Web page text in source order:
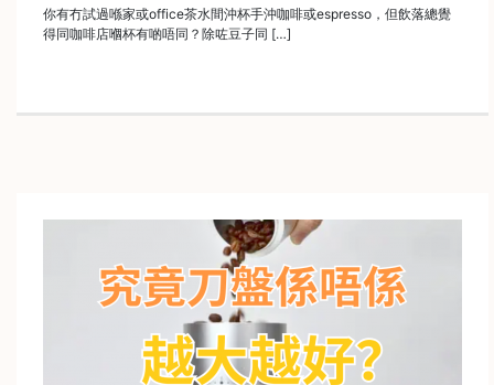
0
你有冇試過喺家或office茶水間沖杯手沖咖啡或espresso，但飲落總覺
得同咖啡店嗰杯有啲唔同？除咗豆子同 […]